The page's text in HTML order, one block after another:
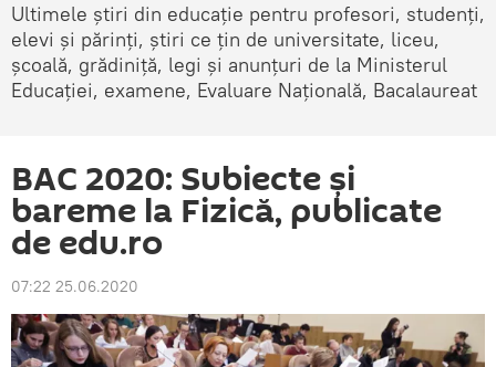
Ultimele știri din educație pentru profesori, studenți,
elevi și părinți, știri ce țin de universitate, liceu,
școală, grădiniță, legi și anunțuri de la Ministerul
Educației, examene, Evaluare Națională, Bacalaureat
BAC 2020: Subiecte și
bareme la Fizică, publicate
de edu.ro
07:22 25.06.2020